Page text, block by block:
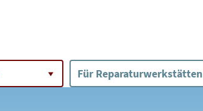
Für Reparaturwerkstätten